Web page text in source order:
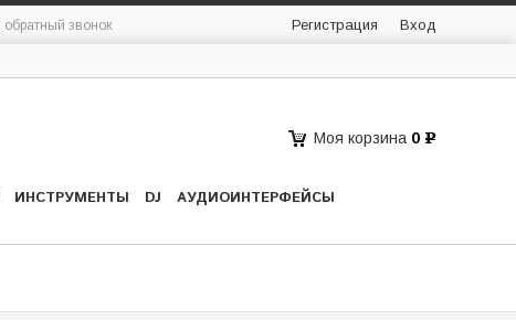
обратный звонок Регистрация Вход
ИНСТРУМЕНТЫ DJ АУДИОИНТЕРФЕЙСЫ
Моя корзина 0 Р